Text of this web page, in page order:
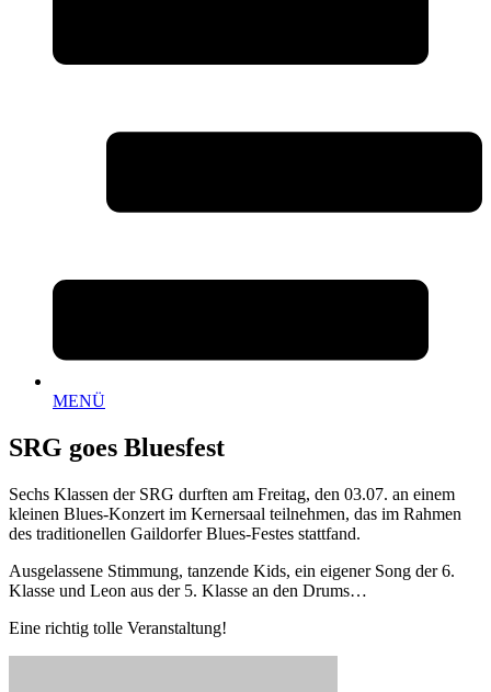
MENÜ
SRG goes Bluesfest
Sechs Klassen der SRG durften am Freitag, den 03.07. an einem
kleinen Blues-Konzert im Kernersaal teilnehmen, das im Rahmen
des traditionellen Gaildorfer Blues-Festes stattfand.
Ausgelassene Stimmung, tanzende Kids, ein eigener Song der 6.
Klasse und Leon aus der 5. Klasse an den Drums…
Eine richtig tolle Veranstaltung!